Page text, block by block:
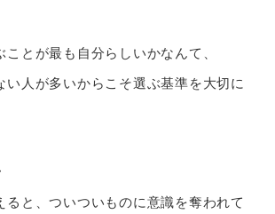
とが最も自分らしいかなんて、
い人が多いからこそ選ぶ基準を大切に
ると、ついついものに意識を奪われて